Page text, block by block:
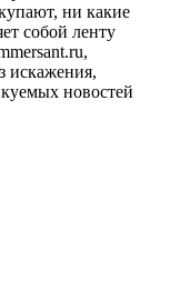
ни какие
собой ленту
искажения,
новостей